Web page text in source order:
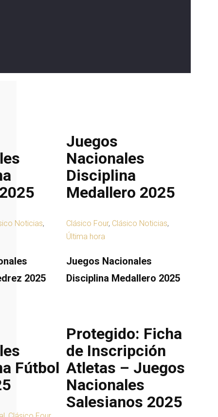
Noticias,
2025
Juegos
Nacionales
Disciplina
Medallero 2025
Clásico Four, Clásico Noticias,
Última hora
Juegos Nacionales
Disciplina Medallero 2025
Fútbol
Protegido: Ficha
de Inscripción
Atletas – Juegos
Nacionales
Salesianos 2025